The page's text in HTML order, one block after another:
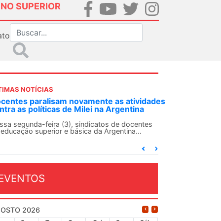
SUPERIOR
NOTÍCIAS
SN convoca docentes para Dia de
Internacionalista com Cuba em
de agosto
SN conclama suas seções sindicais e o